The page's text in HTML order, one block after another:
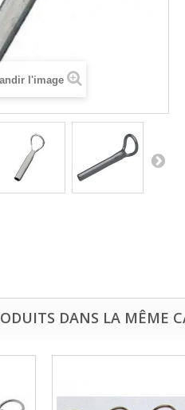
l'image
DANS LA MÊME